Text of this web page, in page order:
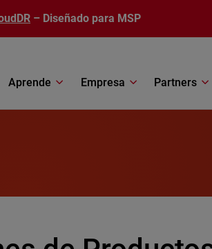
– Diseñado para MSP
Aprende Empresa Partners